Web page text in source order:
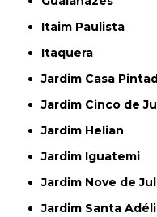
Itaim Paulista
Itaquera
Jardim Casa
Jardim Cinco de
Jardim Helian
Jardim Iguatemi
Jardim Nove de
Jardim Santa